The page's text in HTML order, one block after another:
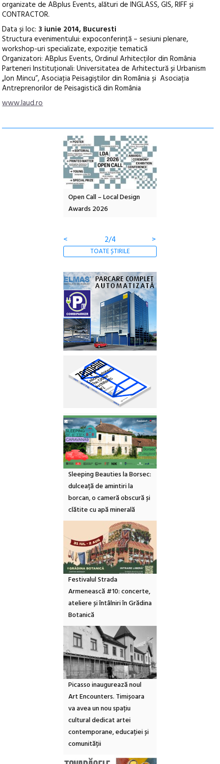
organizate de ABplus Events, alături de INGLASS, GIS, RIFF și
CONTRACTOR.
Data și loc: 3 iunie 2014, Bucuresti
Structura evenimentului: expoconferință – sesiuni plenare,
workshop-uri specializate, expoziție tematică
Organizatori: ABplus Events, Ordinul Arhitecților din România
Parteneri Instituționali: Universitatea de Arhitectură și Urbanism
„Ion Mincu”, Asociaţia Peisagiştilor din România și Asociația
Antreprenorilor de Peisagistică din România
www.laud.ro
Open Call – Local Design
Awards 2026
<
2/4 >
TOATE ȘTIRILE
Sleeping Beauties la Borsec:
dulceață de amintiri la
borcan, o cameră obscură și
clătite cu apă minerală
Festivalul Strada
Armenească #10: concerte,
ateliere și întâlniri în Grădina
Botanică
Picasso inaugurează noul
Art Encounters. Timișoara
va avea un nou spațiu
cultural dedicat artei
contemporane, educației și
comunității